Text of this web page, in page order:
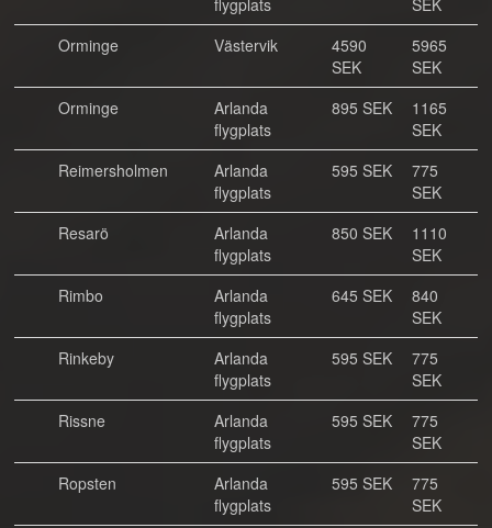
flygplats
SEK
Orminge
Västervik
4590
SEK
5965
SEK
Orminge
Arlanda
flygplats
895 SEK
1165
SEK
Reimersholmen
Arlanda
flygplats
595 SEK
775
SEK
Resarö
Arlanda
flygplats
850 SEK
1110
SEK
Rimbo
Arlanda
flygplats
645 SEK
840
SEK
Rinkeby
Arlanda
flygplats
595 SEK
775
SEK
Rissne
Arlanda
flygplats
595 SEK
775
SEK
Ropsten
Arlanda
flygplats
595 SEK
775
SEK